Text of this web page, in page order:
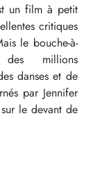
un film à petit
critiques
le bouche-à-
millions
danses et de
par Jennifer
le devant de